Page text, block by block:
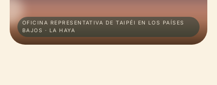
OFICINA REPRESENTATIVA DE TAIPÉI EN LOS PAÍSES
BAJOS · LA HAYA